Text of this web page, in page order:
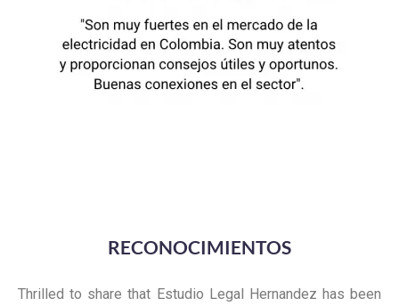
RECONOCIMIENTOS
Thrilled to share that Estudio Legal Hernandez has been